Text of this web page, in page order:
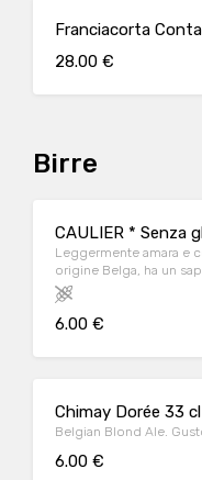
Franciacorta
28.00 €
Birre
CAULIER * Senza
Leggermente amara e
origine Belga, ha un
6.00 €
Chimay Dorée 33 cl
Belgian Blond Ale.
6.00 €